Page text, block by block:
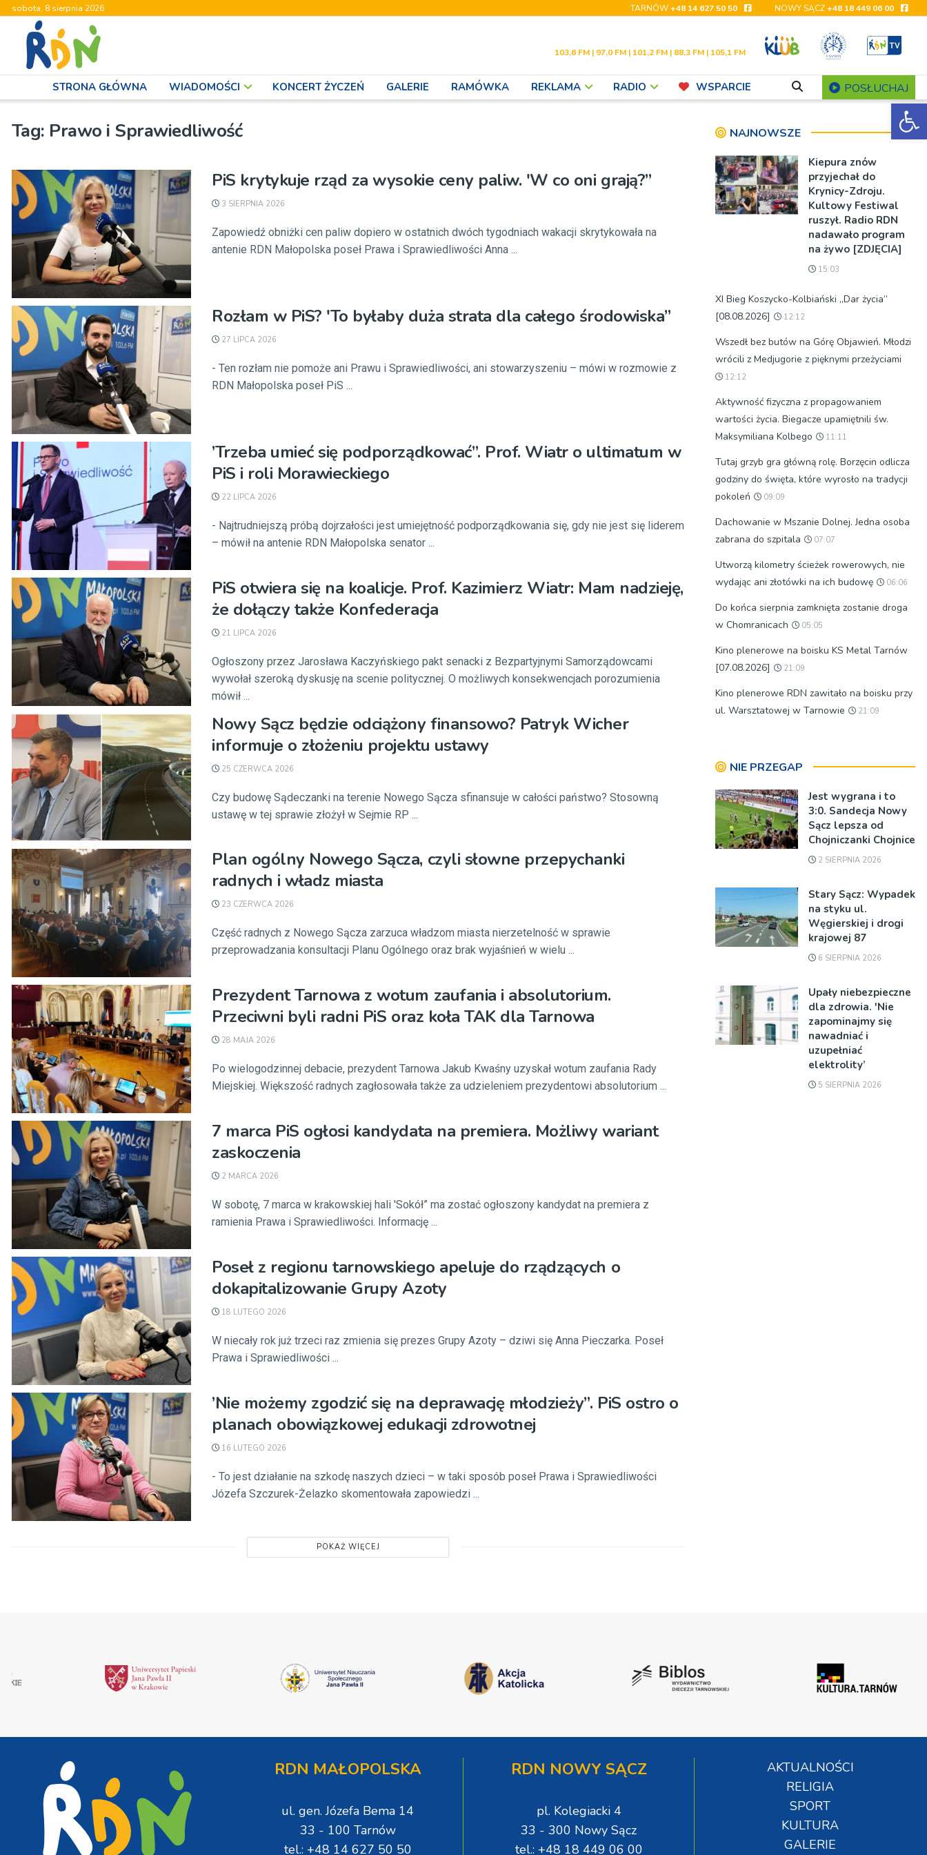
sobota, 8 sierpnia 2026 TARNÓW+48 14 627 50 50 NOWY SĄCZ+48 18 449 06 00
103,6 FM | 97,0 FM | 101,2 FM | 88,3 FM | 105,1 FM
STRONA GŁÓWNA WIADOMOŚCI KONCERT ŻYCZEŃ GALERIE RAMÓWKA REKLAMA RADIO WSPARCIE POSŁUCHAJ
Tag: Prawo i Sprawiedliwość
PiS krytykuje rząd za wysokie ceny paliw. 'W co oni grają?”
3 SIERPNIA 2026
Zapowiedź obniżki cen paliw dopiero w ostatnich dwóch tygodniach wakacji skrytykowała na
antenie RDN Małopolska poseł Prawa i Sprawiedliwości Anna ...
Rozłam w PiS? 'To byłaby duża strata dla całego środowiska”
27 LIPCA 2026
- Ten rozłam nie pomoże ani Prawu i Sprawiedliwości, ani stowarzyszeniu – mówi w rozmowie z
RDN Małopolska poseł PiS ...
’Trzeba umieć się podporządkować”. Prof. Wiatr o ultimatum w
PiS i roli Morawieckiego
22 LIPCA 2026
- Najtrudniejszą próbą dojrzałości jest umiejętność podporządkowania się, gdy nie jest się liderem
– mówił na antenie RDN Małopolska senator ...
PiS otwiera się na koalicje. Prof. Kazimierz Wiatr: Mam nadzieję,
że dołączy także Konfederacja
21 LIPCA 2026
Ogłoszony przez Jarosława Kaczyńskiego pakt senacki z Bezpartyjnymi Samorządowcami
wywołał szeroką dyskusję na scenie politycznej. O możliwych konsekwencjach porozumienia
mówił ...
Nowy Sącz będzie odciążony finansowo? Patryk Wicher
informuje o złożeniu projektu ustawy
25 CZERWCA 2026
Czy budowę Sądeczanki na terenie Nowego Sącza sfinansuje w całości państwo? Stosowną
ustawę w tej sprawie złożył w Sejmie RP ...
Plan ogólny Nowego Sącza, czyli słowne przepychanki
radnych i władz miasta
23 CZERWCA 2026
Część radnych z Nowego Sącza zarzuca władzom miasta nierzetelność w sprawie
przeprowadzania konsultacji Planu Ogólnego oraz brak wyjaśnień w wielu ...
Prezydent Tarnowa z wotum zaufania i absolutorium.
Przeciwni byli radni PiS oraz koła TAK dla Tarnowa
28 MAJA 2026
Po wielogodzinnej debacie, prezydent Tarnowa Jakub Kwaśny uzyskał wotum zaufania Rady
Miejskiej. Większość radnych zagłosowała także za udzieleniem prezydentowi absolutorium ...
7 marca PiS ogłosi kandydata na premiera. Możliwy wariant
zaskoczenia
2 MARCA 2026
W sobotę, 7 marca w krakowskiej hali 'Sokół” ma zostać ogłoszony kandydat na premiera z
ramienia Prawa i Sprawiedliwości. Informację ...
Poseł z regionu tarnowskiego apeluje do rządzących o
dokapitalizowanie Grupy Azoty
18 LUTEGO 2026
W niecały rok już trzeci raz zmienia się prezes Grupy Azoty – dziwi się Anna Pieczarka. Poseł
Prawa i Sprawiedliwości ...
’Nie możemy zgodzić się na deprawację młodzieży”. PiS ostro o
planach obowiązkowej edukacji zdrowotnej
16 LUTEGO 2026
- To jest działanie na szkodę naszych dzieci – w taki sposób poseł Prawa i Sprawiedliwości
Józefa Szczurek-Żelazko skomentowała zapowiedzi ...
POKAŻ WIĘCEJ
NAJNOWSZE
Kiepura znów
przyjechał do
Krynicy-Zdroju.
Kultowy Festiwal
ruszył. Radio RDN
nadawało program
na żywo [ZDJĘCIA]
15:03
XI Bieg Koszycko-Kolbiański „Dar życia”
[08.08.2026]
12:12
Wszedł bez butów na Górę Objawień. Młodzi
wrócili z Medjugorie z pięknymi przeżyciami
12:12
Aktywność fizyczna z propagowaniem
wartości życia. Biegacze upamiętnili św.
Maksymiliana Kolbego
11:11
Tutaj grzyb gra główną rolę. Borzęcin odlicza
godziny do święta, które wyrosło na tradycji
pokoleń
09:09
Dachowanie w Mszanie Dolnej. Jedna osoba
zabrana do szpitala
07:07
Utworzą kilometry ścieżek rowerowych, nie
wydając ani złotówki na ich budowę
06:06
Do końca sierpnia zamknięta zostanie droga
w Chomranicach
05:05
Kino plenerowe na boisku KS Metal Tarnów
[07.08.2026]
21:09
Kino plenerowe RDN zawitało na boisku przy
ul. Warsztatowej w Tarnowie
21:09
NIE PRZEGAP
Jest wygrana i to
3:0. Sandecja Nowy
Sącz lepsza od
Chojniczanki Chojnice
2 SIERPNIA 2026
Stary Sącz: Wypadek
na styku ul.
Węgierskiej i drogi
krajowej 87
6 SIERPNIA 2026
Upały niebezpieczne
dla zdrowia. 'Nie
zapominajmy się
nawadniać i
uzupełniać
elektrolity’
5 SIERPNIA 2026
RDN MAŁOPOLSKA
ul. gen. Józefa Bema 14
33 - 100 Tarnów
tel.: +48 14 627 50 50
RDN NOWY SĄCZ
pl. Kolegiacki 4
33 - 300 Nowy Sącz
tel.: +48 18 449 06 00
AKTUALNOŚCI
RELIGIA
SPORT
KULTURA
GALERIE